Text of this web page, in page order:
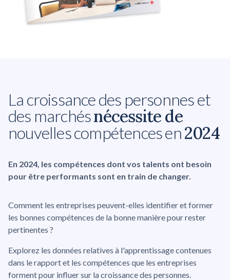
La croissance des personnes et
des marchésnécessite de
nouvelles compétences en2024
En 2024, les compétences dont vos talents ont besoin
pour être performants sont en train de changer.
Comment les entreprises peuvent-elles identifier et former
les bonnes compétences de la bonne manière pour rester
pertinentes ?
Explorez les données relatives à l'apprentissage contenues
dans le rapport et les compétences que les entreprises
forment pour influer sur la croissance des personnes.